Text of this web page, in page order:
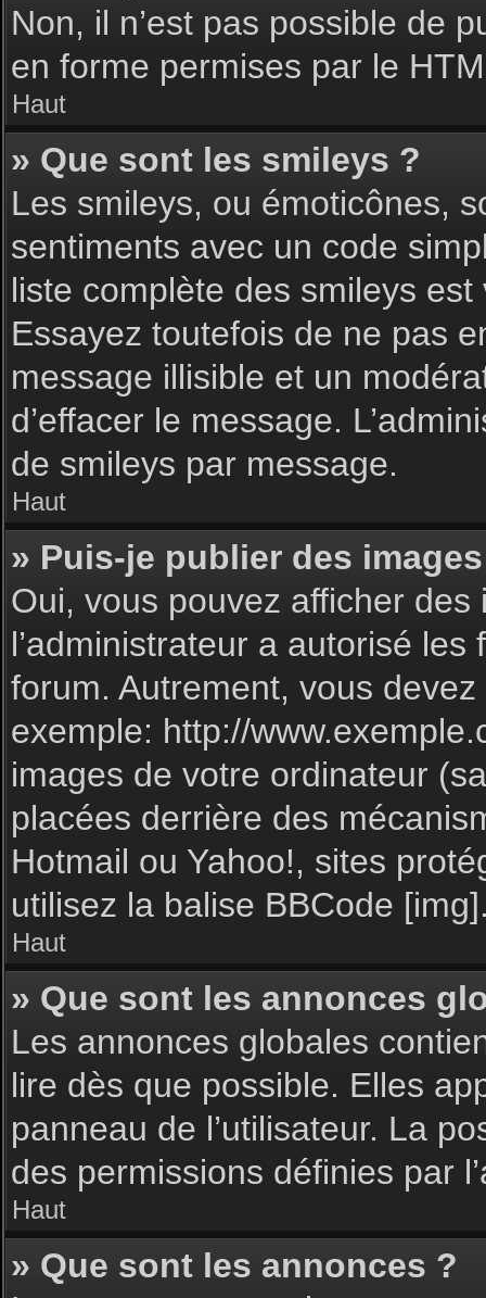
Non, il n’est pas possible de
en forme permises par le
Haut
» Que sont les smileys ?
Les smileys, ou émoticônes,
sentiments avec un code
liste complète des smileys
Essayez toutefois de ne pas
message illisible et un
d’effacer le message.
de smileys par message.
Haut
» Puis-je publier des
Oui, vous pouvez afficher
l’administrateur a autorisé
forum. Autrement, vous
exemple: http://
images de votre ordinateur
placées derrière des
Hotmail ou Yahoo!, sites
utilisez la balise BBCode
Haut
» Que sont les annonces
Les annonces globales
lire dès que possible. Elles
panneau de l’utilisateur. La
des permissions définies par
Haut
» Que sont les annonces ?